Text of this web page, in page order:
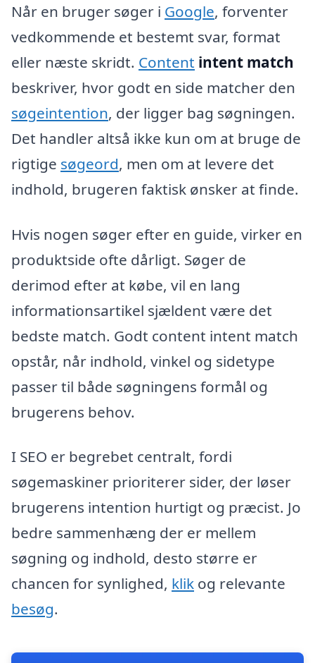
Når en bruger søger i Google, forventer
vedkommende et bestemt svar, format
eller næste skridt. Content intent match
beskriver, hvor godt en side matcher den
søgeintention, der ligger bag søgningen.
Det handler altså ikke kun om at bruge de
rigtige søgeord, men om at levere det
indhold, brugeren faktisk ønsker at finde.
Hvis nogen søger efter en guide, virker en
produktside ofte dårligt. Søger de
derimod efter at købe, vil en lang
informationsartikel sjældent være det
bedste match. Godt content intent match
opstår, når indhold, vinkel og sidetype
passer til både søgningens formål og
brugerens behov.
I SEO er begrebet centralt, fordi
søgemaskiner prioriterer sider, der løser
brugerens intention hurtigt og præcist. Jo
bedre sammenhæng der er mellem
søgning og indhold, desto større er
chancen for synlighed, klik og relevante
besøg.